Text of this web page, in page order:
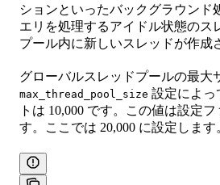
ションといったバックグラウンド
エリを処理するアイドル状態のス
プール内に新しいスレッドが作成
グローバルスレッドプールの最大
max_thread_pool_size 設定によっ
トは 10,000 です。この値は設定
す。ここでは 20,000 に設定します